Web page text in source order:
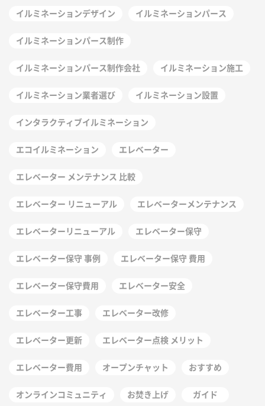
イルミネーションデザイン イルミネーションパース
イルミネーションパース制作
イルミネーションパース制作会社 イルミネーション施工
イルミネーション業者選び イルミネーション設置
インタラクティブイルミネーション
エコイルミネーション エレベーター
エレベーター メンテナンス 比較
エレベーター リニューアル エレベーターメンテナンス
エレベーターリニューアル エレベーター保守
エレベーター保守 事例 エレベーター保守 費用
エレベーター保守費用 エレベーター安全
エレベーター工事 エレベーター改修
エレベーター更新 エレベーター点検 メリット
エレベーター費用 オープンチャット おすすめ
オンラインコミュニティ お焚き上げ ガイド